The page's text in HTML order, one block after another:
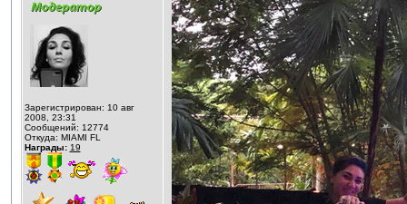
Зарегистрирован: 10 авг
2008, 23:31
Сообщений: 12774
Откуда: MIAMI FL
Награды: 19